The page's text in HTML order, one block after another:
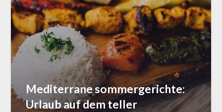
Mediterrane sommergerichte:
Urlaub auf dem teller